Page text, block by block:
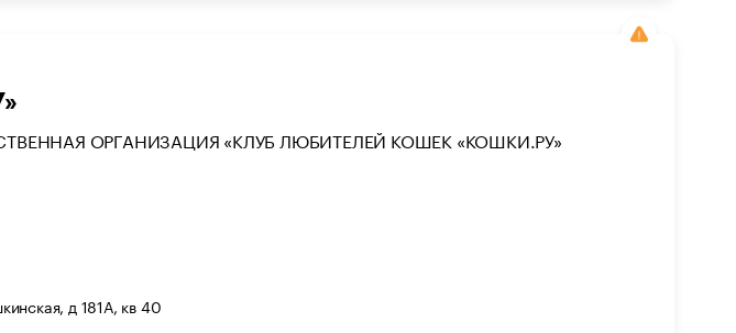
ОРГАНИЗАЦИЯ «КЛУБ ЛЮБИТЕЛЕЙ КОШЕК «КОШКИ.РУ»
д 181А, кв 40